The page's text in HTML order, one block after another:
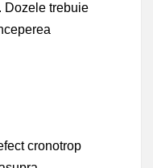
Dozele trebuie
cronotrop